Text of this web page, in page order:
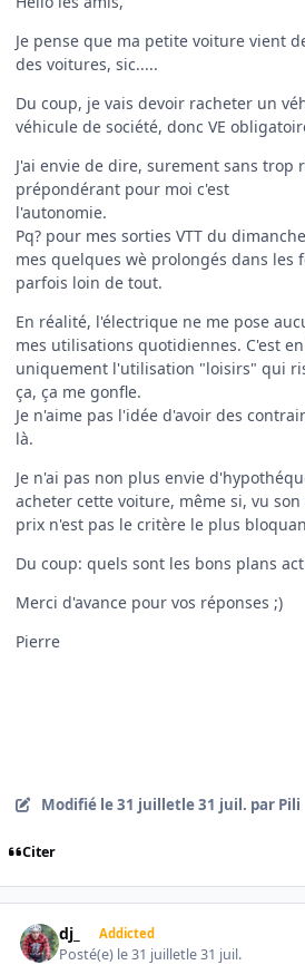
Je pense que ma petite voiture vient
des voitures, sic.....
Du coup, je vais devoir racheter un
véhicule de société, donc VE
J'ai envie de dire, surement sans trop
prépondérant pour moi c'est
l'autonomie.
Pq? pour mes sorties VTT du
mes quelques wè prolongés dans les
parfois loin de tout.
En réalité, l'électrique ne me pose
mes utilisations quotidiennes. C'est
uniquement l'utilisation "loisirs" qui
ça, ça me gonfle.
Je n'aime pas l'idée d'avoir des
là.
Je n'ai pas non plus envie
acheter cette voiture, même si, vu
prix n'est pas le critère le plus
Du coup: quels sont les bons plans
Merci d'avance pour vos réponses ;)
Pierre
Modifié le 31 juilletle 31 juil. par Pili
Citer
dj_ Addicted
Posté(e) le 31 juilletle 31 juil.